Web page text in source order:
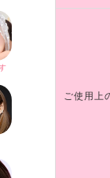
ご使用上